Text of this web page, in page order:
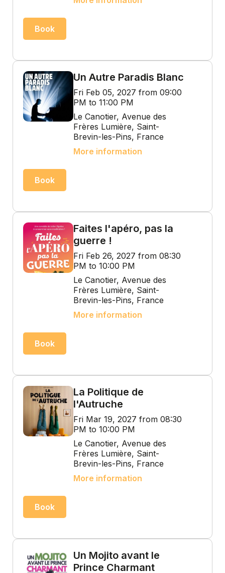
Book
Un Autre Paradis Blanc
Fri Feb 05, 2027 from 09:00
PM to 11:00 PM
Le Canotier, Avenue des
Frères Lumière, Saint-
Brevin-les-Pins, France
More information
Book
Faites l'apéro, pas la
guerre !
Fri Feb 26, 2027 from 08:30
PM to 10:00 PM
Le Canotier, Avenue des
Frères Lumière, Saint-
Brevin-les-Pins, France
More information
Book
La Politique de
l'Autruche
Fri Mar 19, 2027 from 08:30
PM to 10:00 PM
Le Canotier, Avenue des
Frères Lumière, Saint-
Brevin-les-Pins, France
More information
Book
Un Mojito avant le
Prince Charmant